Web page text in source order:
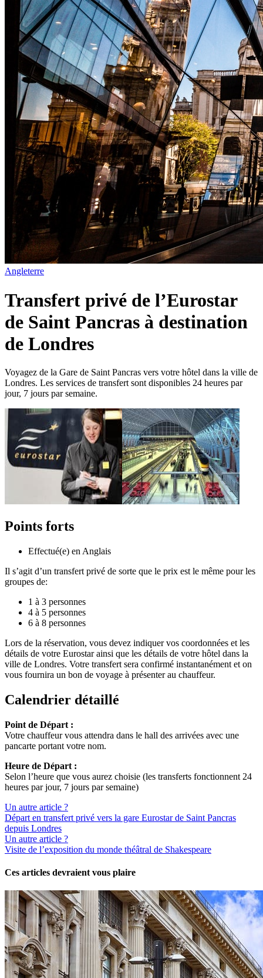
Angleterre
Transfert privé de l’Eurostar
de Saint Pancras à destination
de Londres
Voyagez de la Gare de Saint Pancras vers votre hôtel dans la ville de
Londres. Les services de transfert sont disponibles 24 heures par
jour, 7 jours par semaine.
Points forts
Effectué(e) en Anglais
Il s’agit d’un transfert privé de sorte que le prix est le même pour les
groupes de:
1 à 3 personnes
4 à 5 personnes
6 à 8 personnes
Lors de la réservation, vous devez indiquer vos coordonnées et les
détails de votre Eurostar ainsi que les détails de votre hôtel dans la
ville de Londres. Votre transfert sera confirmé instantanément et on
vous fournira un bon de voyage à présenter au chauffeur.
Calendrier détaillé
Point de Départ :
Votre chauffeur vous attendra dans le hall des arrivées avec une
pancarte portant votre nom.
Heure de Départ :
Selon l’heure que vous aurez choisie (les transferts fonctionnent 24
heures par jour, 7 jours par semaine)
Un autre article ?
Départ en transfert privé vers la gare Eurostar de Saint Pancras
depuis Londres
Un autre article ?
Visite de l’exposition du monde théâtral de Shakespeare
Ces articles devraient vous plaire